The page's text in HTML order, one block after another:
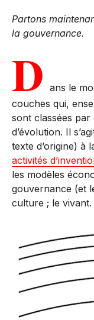
Partons
la gouvernance.
D ans le
couches qui,
sont classées par
d’évolution. Il
texte d’origine) à
activités
les modèles
gouvernance (et
culture ; le vivant.